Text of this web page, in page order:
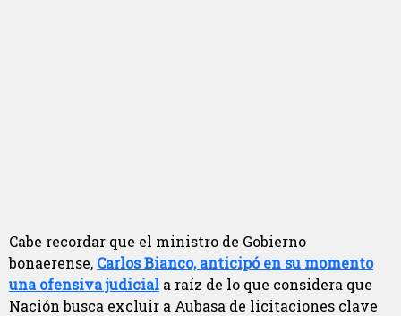
Cabe recordar que el ministro de Gobierno
bonaerense, Carlos Bianco, anticipó en su momento
una ofensiva judicial a raíz de lo que considera que
Nación busca excluir a Aubasa de licitaciones clave